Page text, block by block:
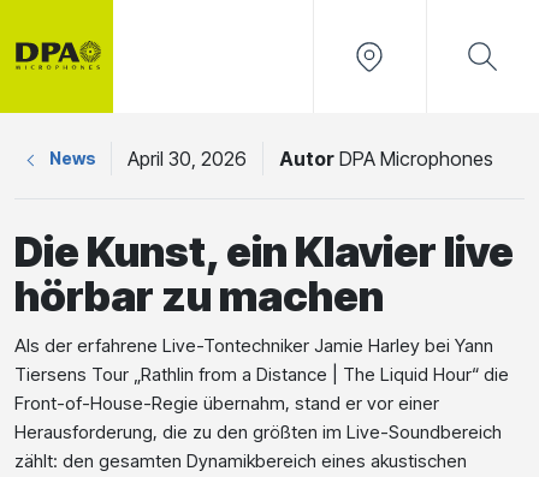
News April 30, 2026 Autor DPA Microphones
Die Kunst, ein Klavier live
hörbar zu machen
Als der erfahrene Live-Tontechniker Jamie Harley bei Yann
Tiersens Tour „Rathlin from a Distance | The Liquid Hour“ die
Front-of-House-Regie übernahm, stand er vor einer
Herausforderung, die zu den größten im Live-Soundbereich
zählt: den gesamten Dynamikbereich eines akustischen